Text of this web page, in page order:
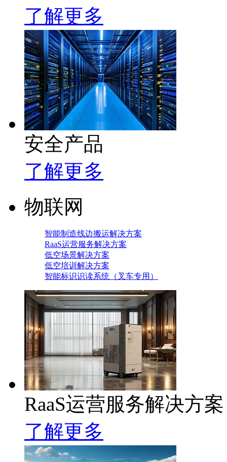
了解更多
安全产品
了解更多
物联网
智能制造线边搬运解决方案
RaaS运营服务解决方案
低空场景解决方案
低空培训解决方案
智能标识识读系统（叉车专用）
RaaS运营服务解决方案
了解更多